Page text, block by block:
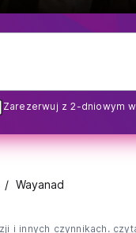
Zarezerwuj z 2-dniowym
Wayanad
i innych czynnikach.